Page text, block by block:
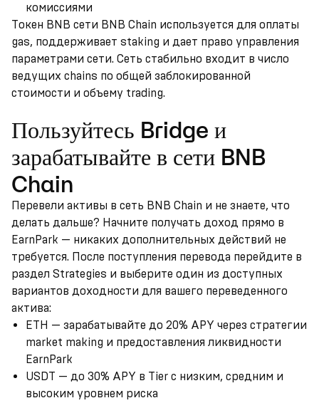
комиссиями
Токен BNB сети BNB Chain используется для оплаты
gas, поддерживает staking и дает право управления
параметрами сети. Сеть стабильно входит в число
ведущих chains по общей заблокированной
стоимости и объему trading.
Пользуйтесь Bridge и
зарабатывайте в сети BNB
Chain
Перевели активы в сеть BNB Chain и не знаете, что
делать дальше? Начните получать доход прямо в
EarnPark — никаких дополнительных действий не
требуется. После поступления перевода перейдите в
раздел Strategies и выберите один из доступных
вариантов доходности для вашего переведенного
актива:
ETH — зарабатывайте до 20% APY через стратегии
market making и предоставления ликвидности
EarnPark
USDT — до 30% APY в Tier с низким, средним и
высоким уровнем риска